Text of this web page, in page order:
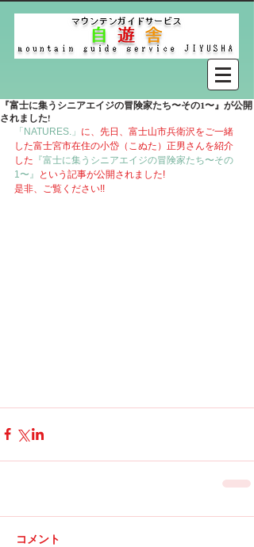
『富士に集うシニアエイジの冒険家たち〜その1〜』が公開
されました!
「NATURES.」 に、先日、富士山市兵衛沢をご一緒
した富士宮市在住の小岱（こぬた）正男さんを紹介
した 『富士に集うシニアエイジの冒険家たち〜その
1〜』
という記事が公開されました!
是非、ご覧ください!!
コメント